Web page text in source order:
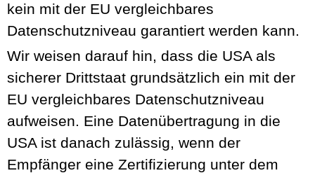
kein mit der EU vergleichbares
Datenschutzniveau garantiert werden kann.
Wir weisen darauf hin, dass die USA als
sicherer Drittstaat grundsätzlich ein mit der
EU vergleichbares Datenschutzniveau
aufweisen. Eine Datenübertragung in die
USA ist danach zulässig, wenn der
Empfänger eine Zertifizierung unter dem